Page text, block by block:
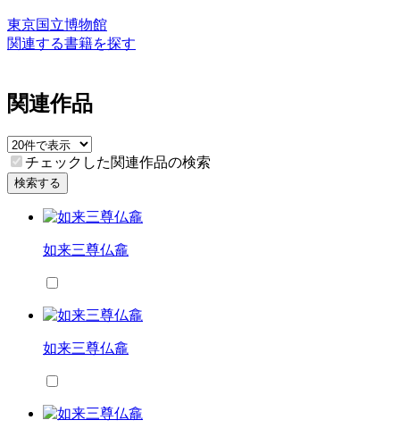
東京国立博物館
関連する書籍を探す
関連作品
チェックした関連作品の検索
検索する
如来三尊仏龕
如来三尊仏龕